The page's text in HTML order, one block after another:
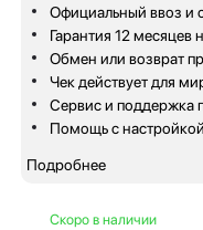
Официальный ввоз и
Гарантия 12 месяцев
Обмен или возврат
Чек действует для
Сервис и поддержка
Помощь с
Подробнее
Скоро в наличии